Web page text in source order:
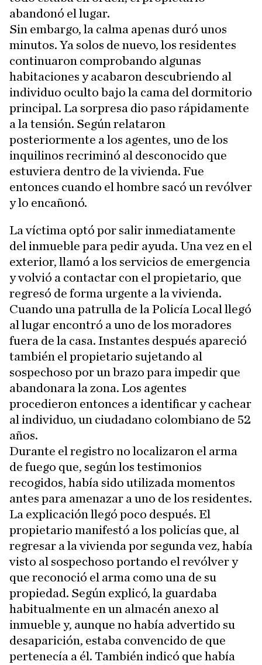
abandonó el lugar.
Sin embargo, la calma apenas duró unos
minutos. Ya solos de nuevo, los residentes
continuaron comprobando algunas
habitaciones y acabaron descubriendo al
individuo oculto bajo la cama del dormitorio
principal. La sorpresa dio paso rápidamente
a la tensión. Según relataron
posteriormente a los agentes, uno de los
inquilinos recriminó al desconocido que
estuviera dentro de la vivienda. Fue
entonces cuando el hombre sacó un revólver
y lo encañonó.
La víctima optó por salir inmediatamente
del inmueble para pedir ayuda. Una vez en el
exterior, llamó a los servicios de emergencia
y volvió a contactar con el propietario, que
regresó de forma urgente a la vivienda.
Cuando una patrulla de la Policía Local llegó
al lugar encontró a uno de los moradores
fuera de la casa. Instantes después apareció
también el propietario sujetando al
sospechoso por un brazo para impedir que
abandonara la zona. Los agentes
procedieron entonces a identificar y cachear
al individuo, un ciudadano colombiano de 52
años.
Durante el registro no localizaron el arma
de fuego que, según los testimonios
recogidos, había sido utilizada momentos
antes para amenazar a uno de los residentes.
La explicación llegó poco después. El
propietario manifestó a los policías que, al
regresar a la vivienda por segunda vez, había
visto al sospechoso portando el revólver y
que reconoció el arma como una de su
propiedad. Según explicó, la guardaba
habitualmente en un almacén anexo al
inmueble y, aunque no había advertido su
desaparición, estaba convencido de que
pertenecía a él. También indicó que había